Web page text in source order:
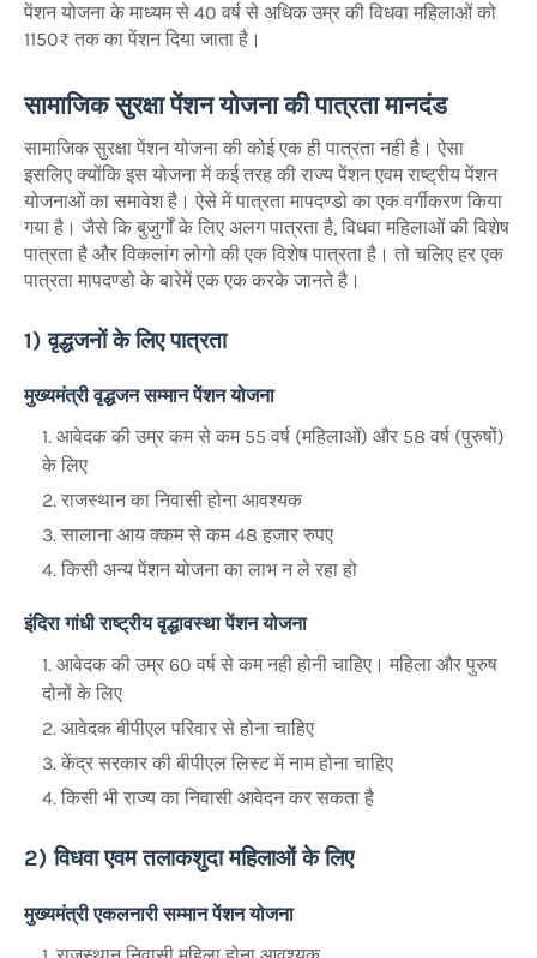
पेंशन योजना के माध्यम से 40 वर्ष से अधिक उम्र की विधवा महिलाओं को
1150₹ तक का पेंशन दिया जाता है।
सामाजिक सुरक्षा पेंशन योजना की पात्रता मानदंड
सामाजिक सुरक्षा पेंशन योजना की कोई एक ही पात्रता नही है। ऐसा
इसलिए क्योंकि इस योजना में कई तरह की राज्य पेंशन एवम राष्ट्रीय पेंशन
योजनाओं का समावेश है। ऐसे में पात्रता मापदण्डो का एक वर्गीकरण किया
गया है। जैसे कि बुजुर्गों के लिए अलग पात्रता है, विधवा महिलाओं की विशेष
पात्रता है और विकलांग लोगो की एक विशेष पात्रता है। तो चलिए हर एक
पात्रता मापदण्डो के बारेमें एक एक करके जानते है।
1) वृद्धजनों के लिए पात्रता
मुख्यमंत्री वृद्धजन सम्मान पेंशन योजना
आवेदक की उम्र कम से कम 55 वर्ष (महिलाओं) और 58 वर्ष (पुरुषों)
के लिए
राजस्थान का निवासी होना आवश्यक
सालाना आय क्कम से कम 48 हजार रुपए
किसी अन्य पेंशन योजना का लाभ न ले रहा हो
इंदिरा गांधी राष्ट्रीय वृद्धावस्था पेंशन योजना
आवेदक की उम्र 60 वर्ष से कम नही होनी चाहिए। महिला और पुरुष
दोनों के लिए
आवेदक बीपीएल परिवार से होना चाहिए
केंद्र सरकार की बीपीएल लिस्ट में नाम होना चाहिए
किसी भी राज्य का निवासी आवेदन कर सकता है
2) विधवा एवम तलाकशुदा महिलाओं के लिए
मुख्यमंत्री एकलनारी सम्मान पेंशन योजना